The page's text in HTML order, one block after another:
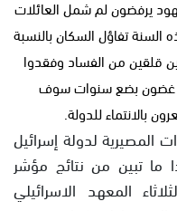
الامن. 67% من اليهود يرفضون لم شمل العائلات
السنة تفاؤل السكان بالنسبة
قلقين من الفساد وفقدوا
غضون بضع سنوات سوف
بالانتماء للدولة.
المصيرية لدولة إسرائيل
ما تبين من نتائج مؤشر
المعهد الاسرائيلي